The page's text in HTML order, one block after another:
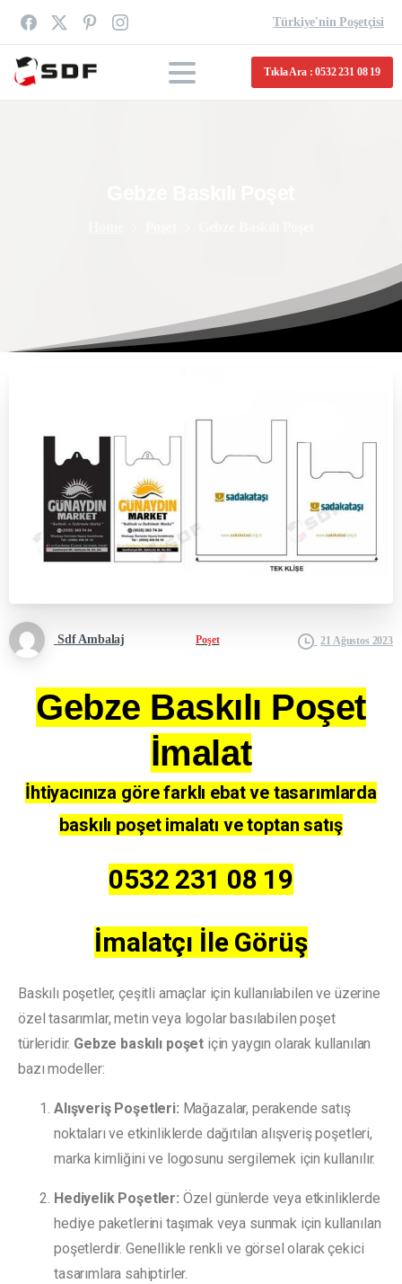
Türkiye'nin Poşetçisi
Tıkla Ara : 0532 231 08 19
Sdf Ambalaj Poşet 21 Ağustos 2023
Gebze Baskılı Poşet
İmalat
İhtiyacınıza göre farklı ebat ve tasarımlarda
baskılı poşet imalatı ve toptan satış
0532 231 08 19
İmalatçı İle Görüş
Baskılı poşetler, çeşitli amaçlar için kullanılabilen ve üzerine
özel tasarımlar, metin veya logolar basılabilen poşet
türleridir. Gebze baskılı poşet için yaygın olarak kullanılan
bazı modeller:
Alışveriş Poşetleri: Mağazalar, perakende satış
noktaları ve etkinliklerde dağıtılan alışveriş poşetleri,
marka kimliğini ve logosunu sergilemek için kullanılır.
Hediyelik Poşetler: Özel günlerde veya etkinliklerde
hediye paketlerini taşımak veya sunmak için kullanılan
poşetlerdir. Genellikle renkli ve görsel olarak çekici
tasarımlara sahiptirler.